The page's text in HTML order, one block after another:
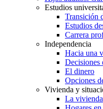
Estudios
Transición
Estudios
Carrera
Independencia
Hacia una
Decisiones
El dinero
Opciones
Vivienda y
La vivienda